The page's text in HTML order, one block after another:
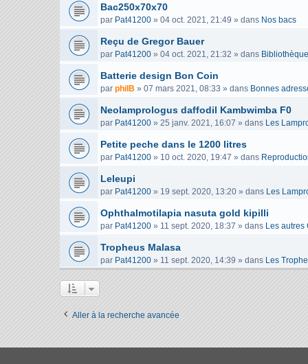
Bac250x70x70
par Pat41200 » 04 oct. 2021, 21:49 » dans Nos bacs
Reçu de Gregor Bauer
par Pat41200 » 04 oct. 2021, 21:32 » dans
Batterie design Bon Coin
par philB » 07 mars 2021, 08:33 » dans Bonnes
Neolamprologus daffodil Kambwimba F0
par Pat41200 » 25 janv. 2021, 16:07 » dans Les
Petite peche dans le 1200 litres
par Pat41200 » 10 oct. 2020, 19:47 » dans
Leleupi
par Pat41200 » 19 sept. 2020, 13:20 » dans Les
Ophthalmotilapia nasuta gold kipilli
par Pat41200 » 11 sept. 2020, 18:37 » dans Les autres
Tropheus Malasa
par Pat41200 » 11 sept. 2020, 14:39 » dans Les
Aller à la recherche avancée